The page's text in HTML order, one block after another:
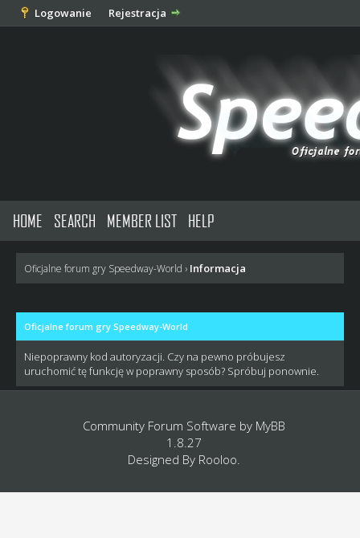
Logowanie Rejestracja
HOME SEARCH MEMBER LIST HELP
Oficjalne forum gry Speedway-World › Informacja
Oficjalne forum gry Speedway-World
Niepoprawny kod autoryzacji. Czy na pewno próbujesz
uruchomić tę funkcję w poprawny sposób? Spróbuj ponownie.
Community Forum Software by MyBB
1.8.27
Designed By Rooloo.